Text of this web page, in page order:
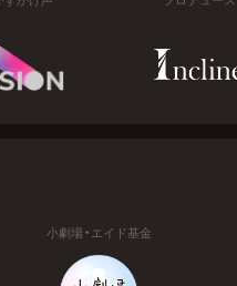
小劇場・エイド基金